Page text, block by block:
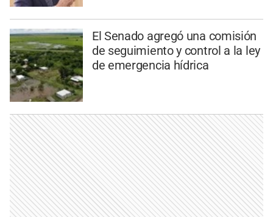
El Senado agregó una comisión
de seguimiento y control a la ley
de emergencia hídrica